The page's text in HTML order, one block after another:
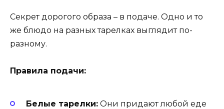
Секрет дорогого образа – в подаче. Одно и то
же блюдо на разных тарелках выглядит по-
разному.
Правила подачи:
Белые тарелки: Они придают любой еде